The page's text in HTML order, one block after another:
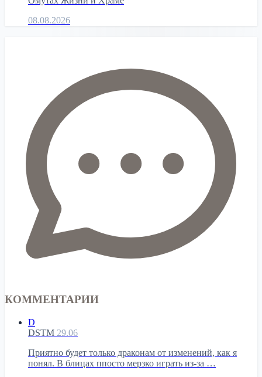
08.08.2026
КОММЕНТАРИИ
D
DSTM 29.06
Приятно будет только драконам от изменений, как я
понял. В блицах ппосто мерзко играть из-за …